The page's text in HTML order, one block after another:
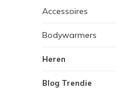
Accessoires
Bodywarmers
Heren
Blog Trendie